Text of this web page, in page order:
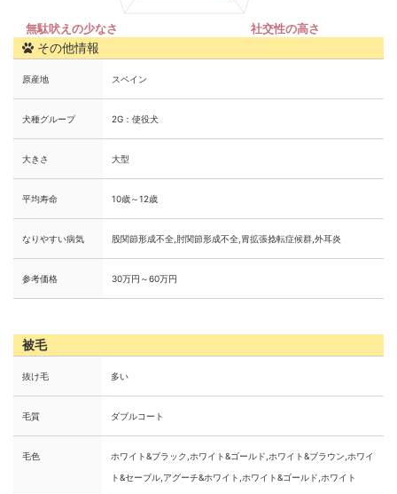
その他情報
原産地 スペイン
犬種グループ 2G：使役犬
大きさ 大型
平均寿命 10歳～12歳
なりやすい病気 股関節形成不全,肘関節形成不全,胃拡張捻転症候群,外耳炎
参考価格 30万円～60万円
被毛
抜け毛 多い
毛質 ダブルコート
毛色
ホワイト&ブラック,ホワイト&ゴールド,ホワイト&ブラウン,ホワイ
ト&セーブル,アグーチ&ホワイト,ホワイト&ゴールド,ホワイト